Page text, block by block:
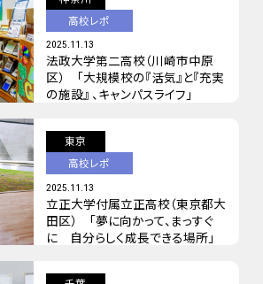
高校レポ
2025.11.13
法政大学第二高校（川崎市中原
区） 「大規模校の『活気』と『充実
の施設』 、キャンパスライフ」
東京
高校レポ
2025.11.13
立正大学付属立正高校（東京都大
田区） 「夢に向かって、まっすぐ
に 自分らしく成長できる場所」